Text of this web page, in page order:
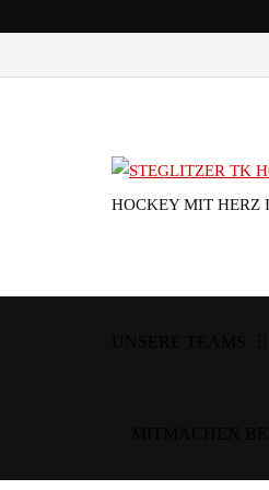
HOCKEY MIT HERZ